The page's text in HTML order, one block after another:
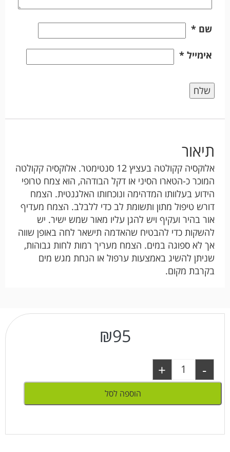
שם *
אימייל *
תיאור
אלוקסיה קקולטה בעציץ 12 סנטימטר. אלוקסיה קקולטה
המוכר כ-הטארו הסיני או דקל הבודהה, הוא צמח טרופי
הידוע בעלוותו המדהימה ונוכחותו האלגנטית. הצמח
דורש טיפול מתון ותשומת לב כדי ללבלב. הצמח מעדיף
אור בהיר ועקיף ויש להגן עליו מאור שמש ישיר. יש
להשקות כדי להבטיח שהאדמה תישאר לחה באופן שווה
אך לא ספוגה במים. הצמח מעריך רמות לחות גבוהות,
שניתן להשיג באמצעות ערפול או הנחת מגש מים
בקרבת מקום.
₪95
-
+
הוספה לסל